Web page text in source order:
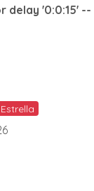
delay '0:0:15' --